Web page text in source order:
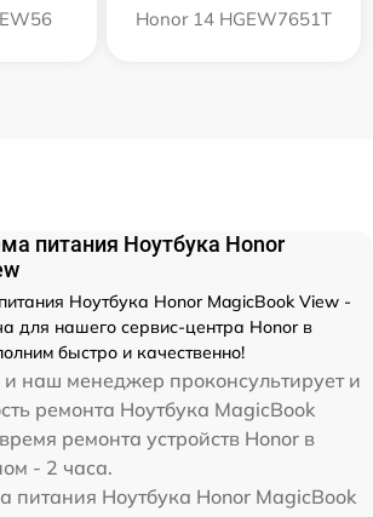
Honor 14 HGEW7651T
питания Ноутбука Honor
Ноутбука Honor MagicBook View -
для нашего сервис-центра Honor в
быстро и качественно!
наш менеджер проконсультирует и
ремонта Ноутбука MagicBook
ремонта устройств Honor в
- 2 часа.
питания Ноутбука Honor MagicBook